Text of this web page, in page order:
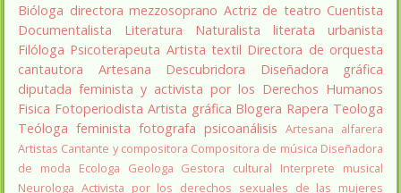
Bióloga directora mezzosoprano Actriz de teatro Cuentista
Documentalista
Literatura Naturalista literata
urbanista
Filóloga Psicoterapeuta Artista textil Directora de orquesta
cantautora
Artesana Descubridora
Diseñadora gráfica
diputada feminista y activista por los Derechos Humanos
Fisica Fotoperiodista Artista gráfica Blogera Rapera Teologa
Teóloga feminista fotografa psicoanálisis Artesana alfarera
Artistas Cantante y compositora Compositora de música Diseñadora
de moda
Ecologa Geologa Gestora cultural
Interprete musical
Neurologa Activista por los derechos sexuales de las mujeres